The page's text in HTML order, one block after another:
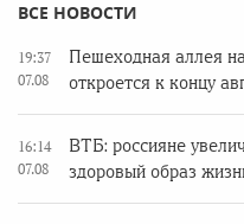
ВСЕ НОВОСТИ
19:37
07.08
Пешеходная аллея
откроется к концу
16:14
07.08
ВТБ: россияне
здоровый образ